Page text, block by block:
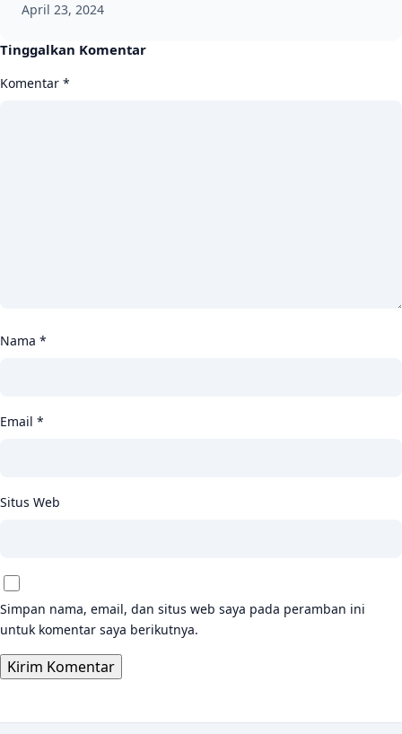
April 23, 2024
Tinggalkan Komentar
Komentar *
Nama *
Email *
Situs Web
Simpan nama, email, dan situs web saya pada peramban ini
untuk komentar saya berikutnya.